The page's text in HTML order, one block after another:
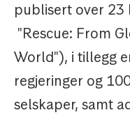
publisert over 23
"Rescue: From
World"), i tillegg
regjeringer og
selskaper, samt